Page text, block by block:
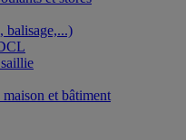
balisage,...)
et bâtiment